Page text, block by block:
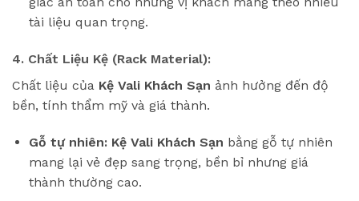
tài liệu quan trọng.
4. Chất Liệu Kệ (Rack Material):
Chất liệu của Kệ Vali Khách Sạn ảnh hưởng đến độ
bền, tính thẩm mỹ và giá thành.
Gỗ tự nhiên: Kệ Vali Khách Sạn bằng gỗ tự nhiên
mang lại vẻ đẹp sang trọng, bền bỉ nhưng giá
thành thường cao.